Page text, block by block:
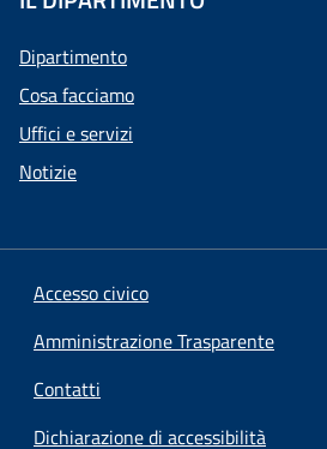
Dipartimento
Cosa facciamo
Uffici e servizi
Notizie
Accesso civico
Amministrazione Trasparente
Contatti
Dichiarazione di accessibilità